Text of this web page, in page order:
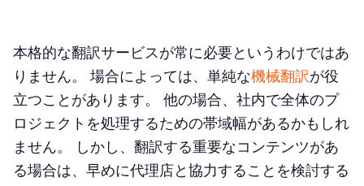
本格的な翻訳サービスが常に必要というわけではあ
りません。 場合によっては、単純な機械翻訳が役
立つことがあります。 他の場合、社内で全体のプ
ロジェクトを処理するための帯域幅があるかもしれ
ません。 しかし、翻訳する重要なコンテンツがあ
る場合は、早めに代理店と協力することを検討する